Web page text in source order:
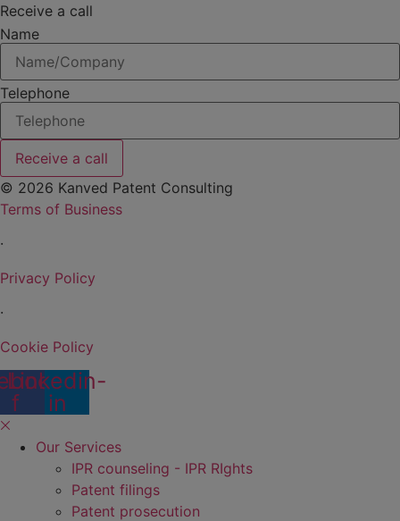
Receive a call
Name
Telephone
Receive a call
© 2026 Kanved Patent Consulting
Terms of Business
·
Privacy Policy
·
Cookie Policy
f
Linkedin-
in
Our Services
IPR counseling - IPR RIghts
Patent filings
Patent prosecution